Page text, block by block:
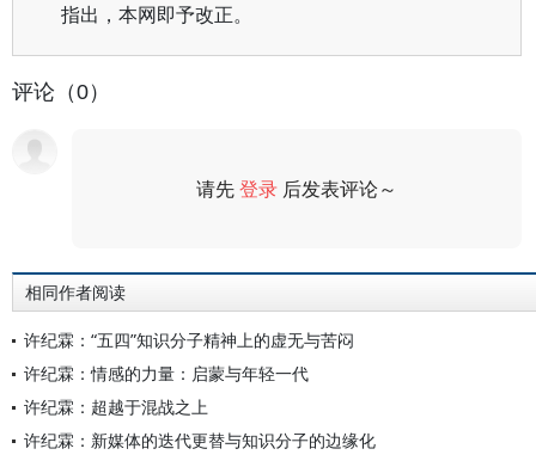
指出，本网即予改正。
评论（0）
请先登录 后发表评论～
相同作者阅读
许纪霖：“五四”知识分子精神上的虚无与苦闷
许纪霖：情感的力量：启蒙与年轻一代
许纪霖：超越于混战之上
许纪霖：新媒体的迭代更替与知识分子的边缘化